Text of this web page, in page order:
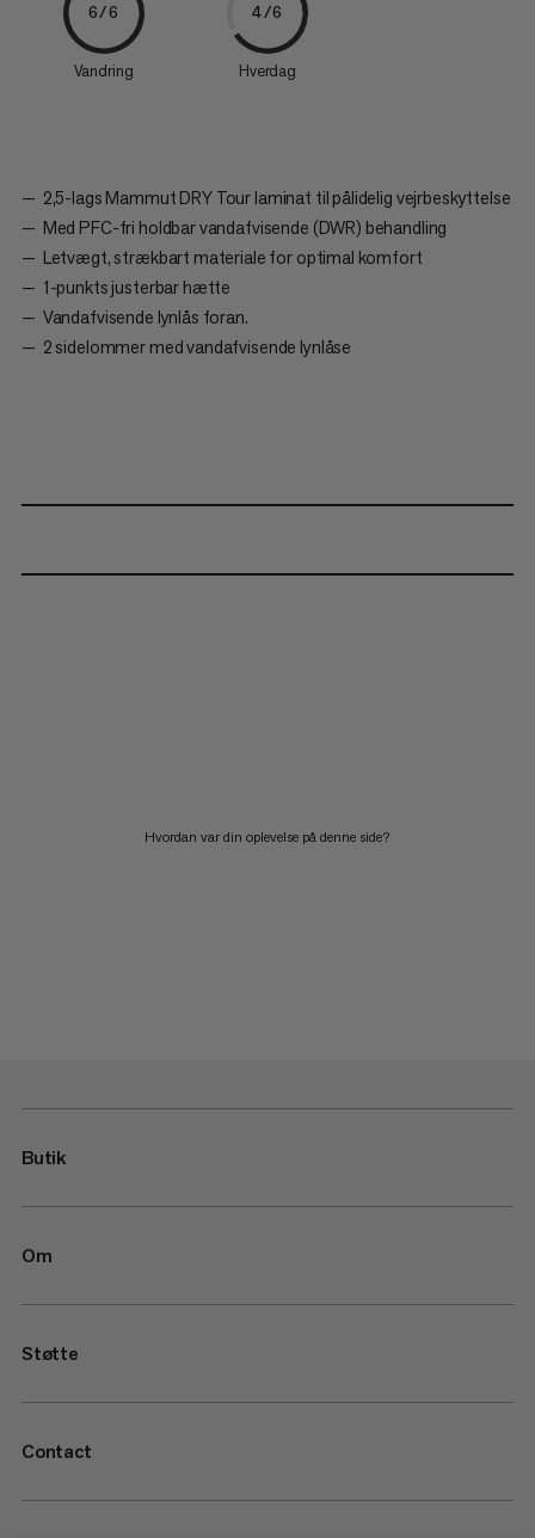
6/6
Vandring
4/6
Hverdag
2,5-lags Mammut DRY Tour laminat til pålidelig vejrbeskyttelse
Med PFC-fri holdbar vandafvisende (DWR) behandling
Letvægt, strækbart materiale for optimal komfort
1-punkts justerbar hætte
Vandafvisende lynlås foran.
2 sidelommer med vandafvisende lynlåse
Hvordan var din oplevelse på denne side?
Butik
Om
Støtte
Contact